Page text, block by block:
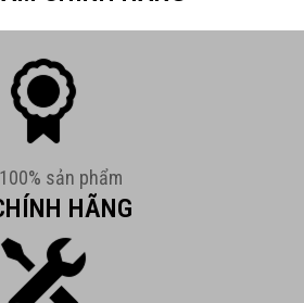
100% sản phẩm
HÃNG